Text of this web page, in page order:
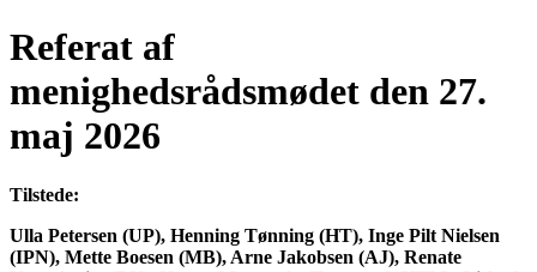
Referat af
menighedsrådsmødet den 27.
maj 2026
Tilstede:
Ulla Petersen (UP), Henning Tønning (HT), Inge Pilt Nielsen
(IPN), Mette Boesen (MB), Arne Jakobsen (AJ), Renate